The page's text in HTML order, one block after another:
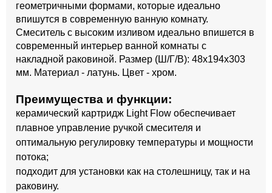
геометричными формами, которые идеально
впишутся в современную ванную комнату.
Смеситель с высоким изливом идеально впишется в
современный интерьер ванной комнаты с
накладной раковиной. Размер (Ш/Г/В): 48x194x303
мм. Материал - латунь. Цвет - хром.
Преимущества и функции:
керамический картридж Light Flow обеспечивает
плавное управление ручкой смесителя и
оптимальную регулировку температуры и мощности
потока;
подходит для установки как на столешницу, так и на
раковину.